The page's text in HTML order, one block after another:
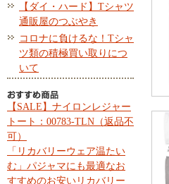
【ダイ・ハード】Tシャツ
通販屋のつぶやき
コロナに負けるな！Tシャ
ツ類の積極買い取りにつ
いて
【SALE】ナイロンレジャー
トート：00783-TLN（返品不
可）
「リカバリーウェア温たい
む」パジャマにも最適なお
すすめのお安いリカバリー